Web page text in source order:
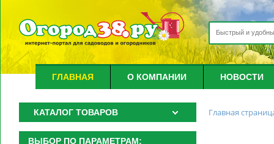
ГЛАВНАЯ О КОМПАНИИ НОВОСТИ
КАТАЛОГ ТОВАРОВ
ВЫБОР ПО ПАРАМЕТРАМ:
Главная